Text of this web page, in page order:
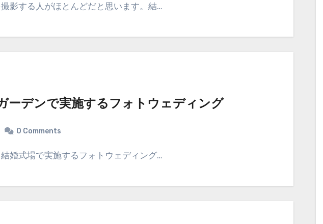
撮影する人がほとんどだと思います。結…
ーデンで実施するフォトウェディング
0 Comments
結婚式場で実施するフォトウェディング…